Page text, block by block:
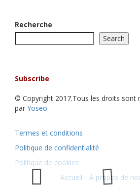
Recherche
Search
Subscribe
© Copyright 2017.Tous les droits sont
par Yoseo
Termes et conditions
Politique de confidentialité
Politique de cookies
Accueil
À propos de